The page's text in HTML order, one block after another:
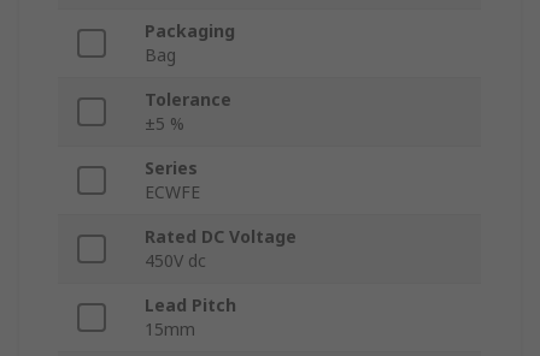
Packaging
Bag
Tolerance
±5 %
Series
ECWFE
Rated DC Voltage
450V dc
Lead Pitch
15mm